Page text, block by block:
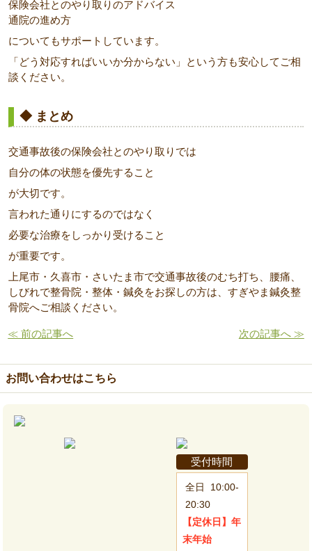
保険会社とのやり取りのアドバイス
通院の進め方
についてもサポートしています。
「どう対応すればいいか分からない」という方も安心してご相
談ください。
◆ まとめ
交通事故後の保険会社とのやり取りでは
自分の体の状態を優先すること
が大切です。
言われた通りにするのではなく
必要な治療をしっかり受けること
が重要です。
上尾市・久喜市・さいたま市で交通事故後のむち打ち、腰痛、
しびれで整骨院・整体・鍼灸をお探しの方は、すぎやま鍼灸整
骨院へご相談ください。
≪ 前の記事へ 次の記事へ ≫
お問い合わせはこちら
受付時間
全日
10:00-
20:30
【定休日】 年
末年始